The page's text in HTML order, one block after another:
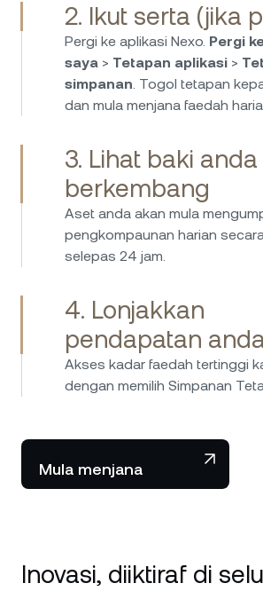
membuat deposit dan
berasa yakin kerana wang
dikawal selia. Pilihan bijak untuk
pasif daripada simpanan fiat!
Saya telah menggunakan Nexo
ia ialah salah satu platform
menjana kadar faedah yang
atas kripto dan stablecoin anda.
mempunyai standard
Sangat sangat gembira dengan
2. Ikut serta (jika
Pergi ke aplikasi Nexo. Pergi
saya > Tetapan aplikasi >
simpanan . Togol tetapan
dan mula menjana faedah
3. Lihat baki anda
berkembang
Aset anda akan mula
pengkompaunan harian
selepas 24 jam.
4. Lonjakkan
pendapatan
Akses kadar faedah tertinggi
dengan memilih Simpanan
Mula menjana
Inovasi, diiktiraf di